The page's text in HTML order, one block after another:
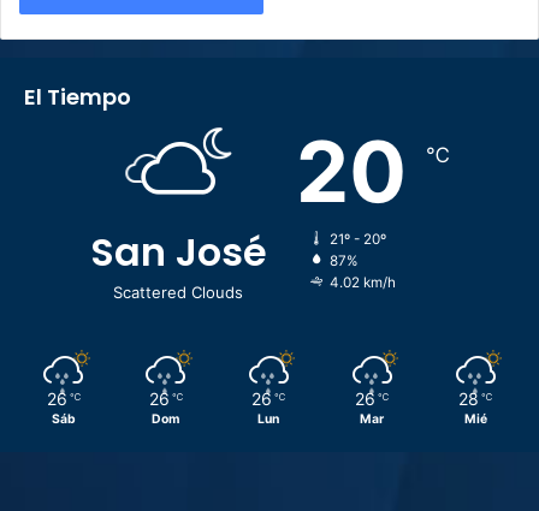
El Tiempo
San José
Scattered Clouds
20 ℃
21º - 20º
87%
4.02 km/h
26 ℃
Sáb
26 ℃
Dom
26 ℃
Lun
26 ℃
Mar
28 ℃
Mié